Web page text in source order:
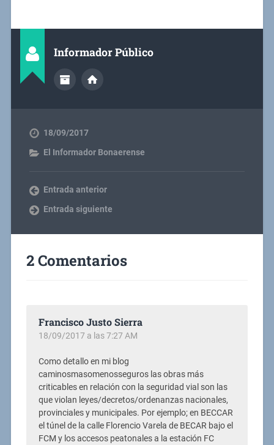
Informador Público
18/09/2017
El Informador Bonaerense
Entrada anterior
Entrada siguiente
2 Comentarios
Francisco Justo Sierra
18/09/2017 a las 7:27 AM
Como detallo en mi blog
caminosmasomenosseguros las obras más
criticables en relación con la seguridad vial son las
que violan leyes/decretos/ordenanzas nacionales,
provinciales y municipales. Por ejemplo; en BECCAR
el túnel de la calle Florencio Varela de BECAR bajo el
FCM y los accesos peatonales a la estación FC